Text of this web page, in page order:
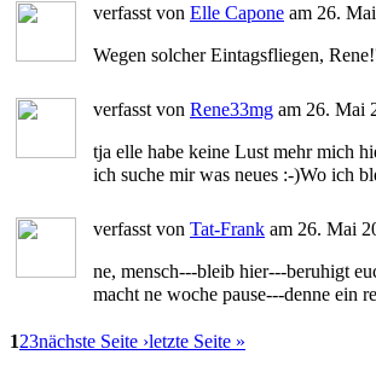
verfasst von Elle Capone am 26.
Wegen solcher Eintagsfliegen,
verfasst von Rene33mg am 26. Mai
tja elle habe keine Lust mehr mich
ich suche mir was neues :-)Wo ich
verfasst von Tat-Frank am 26. Mai
ne, mensch---bleib hier---beruhigt
macht ne woche pause---denne ein
123nächste Seite ›letzte Seite »